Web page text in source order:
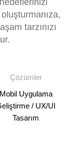
tarzınızı
Çözümler
Mobil Uygulama
/ UX/UI
Tasarım